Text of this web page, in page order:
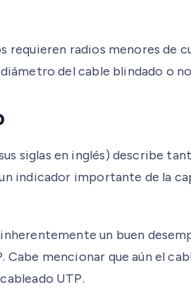
radios menores de
del cable blindado o
siglas en inglés) describe
indicador importante de la
un buen
mencionar que aún el
UTP.